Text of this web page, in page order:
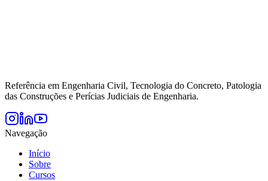
Referência em Engenharia Civil, Tecnologia do Concreto, Patologia
das Construções e Perícias Judiciais de Engenharia.
Navegação
Início
Sobre
Cursos